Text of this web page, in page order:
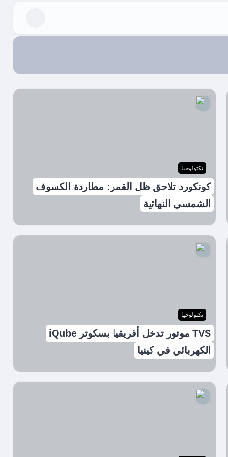
تكتولوجيا
كونكورد تلاحق ظل القمر: مطاردة الكسوف
الشمسي النهائية
تكتولوجيا
TVS موتور تدخل أفريقيا بسكوتر iQube
الكهربائي في كينيا